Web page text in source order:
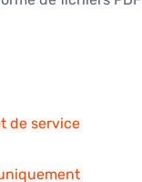
de service